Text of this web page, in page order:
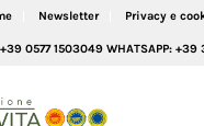
Newsletter Privacy e
+39 0577 1503049 WHATSAPP: +39